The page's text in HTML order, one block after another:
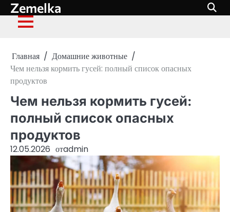
Перейти
к
содержимому
Zemelka
Главная
Домашние животные
Чем нельзя кормить гусей: полный список опасных
продуктов
Чем нельзя кормить гусей:
полный список опасных
продуктов
12.05.2026 отadmin